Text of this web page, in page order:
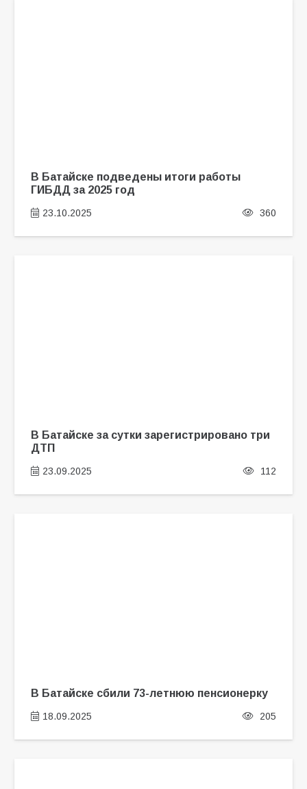
В Батайске подведены итоги работы
ГИБДД за 2025 год
23.10.2025 360
В Батайске за сутки зарегистрировано три
ДТП
23.09.2025 112
В Батайске сбили 73-летнюю пенсионерку
18.09.2025 205